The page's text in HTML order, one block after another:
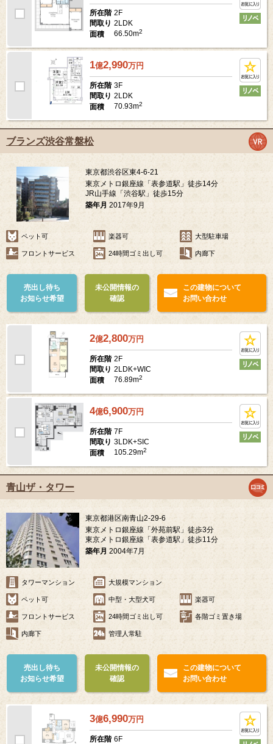
所在階 2F
間取り 2LDK
面積
66.50m2
1億2,990万円
所在階 3F
間取り 2LDK
面積
70.93m2
ブランズ渋谷常盤松
東京都渋谷区東4-6-21
東京メトロ銀座線「表参道駅」徒歩14分
JR山手線「渋谷駅」徒歩15分
築年月 2017年9月
ペット可 楽器可 大型駐車場
フロントサービス 24時間ゴミ出し可 内廊下
売出し待ち
お知らせ希望
未公開情報の
確認
この建物について
お問い合わせ
2億2,800万円
所在階 2F
間取り 2LDK+WIC
面積
76.89m2
4億6,900万円
所在階 7F
間取り 3LDK+SIC
面積
105.29m2
青山ザ・タワー
東京都港区南青山2-29-6
東京メトロ銀座線「外苑前駅」徒歩3分
東京メトロ銀座線「表参道駅」徒歩11分
築年月 2004年7月
タワーマンション 大規模マンション
ペット可 中型・大型犬可 楽器可
フロントサービス 24時間ゴミ出し可 各階ゴミ置き場
内廊下 管理人常駐
売出し待ち
お知らせ希望
未公開情報の
確認
この建物について
お問い合わせ
3億6,990万円
所在階 6F